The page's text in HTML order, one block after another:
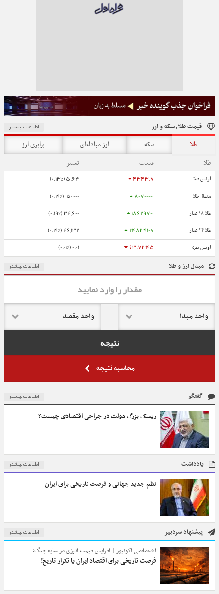
اطلاعات بیشتر قیمت طلا، سکه و ارز
طلا سکه ارز مبادله‌ای
برابری ارز
طلا
قیمت تغییر
اونس طلا 4343.7
5.64 (0.13%)
مثقال طلا 80700000
150,000 (0.19%)
طلا ۱۸ عیار 18629700
34,600 (0.19%)
طلا ۲۴ عیار 24839107
46,132 (0.19%)
اونس نقره 63.7345
0.01 (0.01%)
اطلاعات بیشتر مبدل ارز و طلا
نتیجه
محاسبه نتیجه
اطلاعات بیشتر گفتگو
ریسک بزرگ دولت در جراحی اقتصادی چیست؟
اطلاعات بیشتر یادداشت
نظم جدید جهانی و فرصت تاریخی برای ایران
اطلاعات بیشتر
پیشنهاد سردبیر
اختصاصی اکونیوز | افزایش قیمت انرژی در سایه جنگ؛
فرصت تاریخی برای اقتصاد ایران یا تکرار تاریخ!